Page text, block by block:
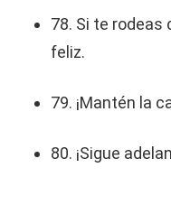
78. Si te rodeas
feliz.
79. ¡Mantén la
80. ¡Sigue